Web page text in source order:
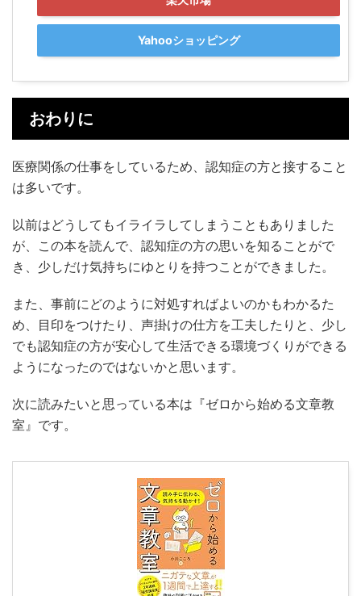
Yahooショッピング
おわりに
医療関係の仕事をしているため、認知症の方と接すること
は多いです。
以前はどうしてもイライラしてしまうこともありました
が、この本を読んで、認知症の方の思いを知ることがで
き、少しだけ気持ちにゆとりを持つことができました。
また、事前にどのように対処すればよいのかもわかるた
め、目印をつけたり、声掛けの仕方を工夫したりと、少し
でも認知症の方が安心して生活できる環境づくりができる
ようになったのではないかと思います。
次に読みたいと思っている本は『ゼロから始める文章教
室』です。